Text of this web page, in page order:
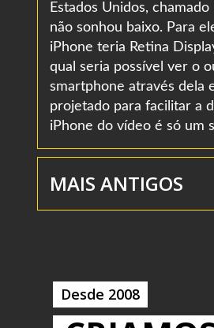
Estados Unidos,
não sonhou baixo. Para
iPhone teria Retina
qual seria possível ver o
smartphone através dela
projetado para facilitar a
iPhone do vídeo é só um
MAIS ANTIGOS
Desde 2008